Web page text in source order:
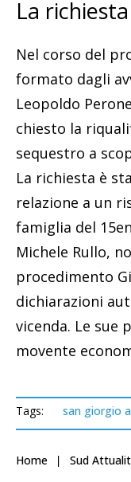
La
Nel corso del
formato dagli
Leopoldo
chiesto la
sequestro a
La richiesta è
relazione a un
famiglia del
Michele Rullo,
procedimento
dichiarazioni
vicenda. Le sue
movente
Tags: san giorgio
Home Sud